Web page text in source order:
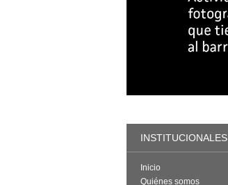
INSTITUCIONALES
Inicio
Quiénes somos